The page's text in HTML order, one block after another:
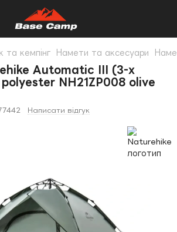
та кемпінг Намети та аксесуари
Automatic III (3-х
polyester NH21ZP008 olive
Написати відгук